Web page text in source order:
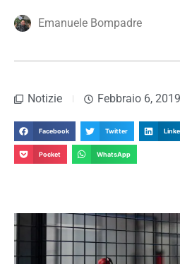
Emanuele Bompadre
Notizie Febbraio 6, 2019
Facebook Twitter
Pocket WhatsApp